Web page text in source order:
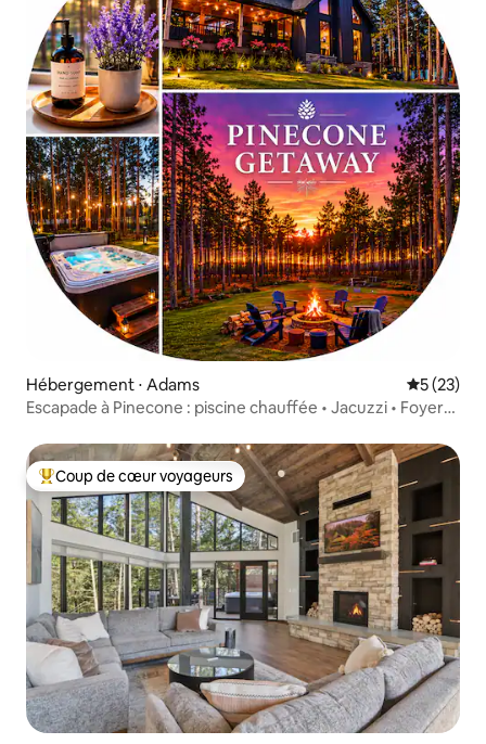
Hébergement ⋅ Adams
5 (23)
Escapade à Pinecone : piscine chauffée • Jacuzzi • Foyer
Coups de cœur voyageurs les plus appréciés
Coup de cœur voyageurs